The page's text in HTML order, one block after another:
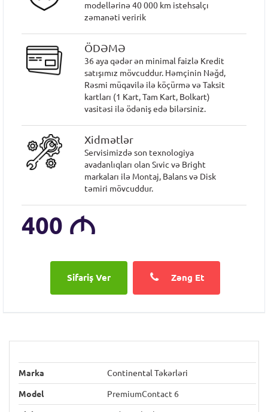
modellərinə 40 000 km istehsalçı
zəmanəti veririk
ÖDƏMƏ
36 aya qədər ən minimal faizlə Kredit
satışımız mövcuddur. Həmçinin Nəğd,
Rəsmi müqavilə ilə köçürmə və Taksit
kartları (1 Kart, Tam Kart, Bolkart)
vasitəsi ilə ödəniş edə bilərsiniz.
Xidmətlər
Servisimizdə son texnologiya
avadanlıqları olan Sıvic və Bright
markaları ilə Montaj, Balans və Disk
təmiri mövcuddur.
400 M
Zəng Et
Marka Continental Təkərləri
Model PremiumContact 6